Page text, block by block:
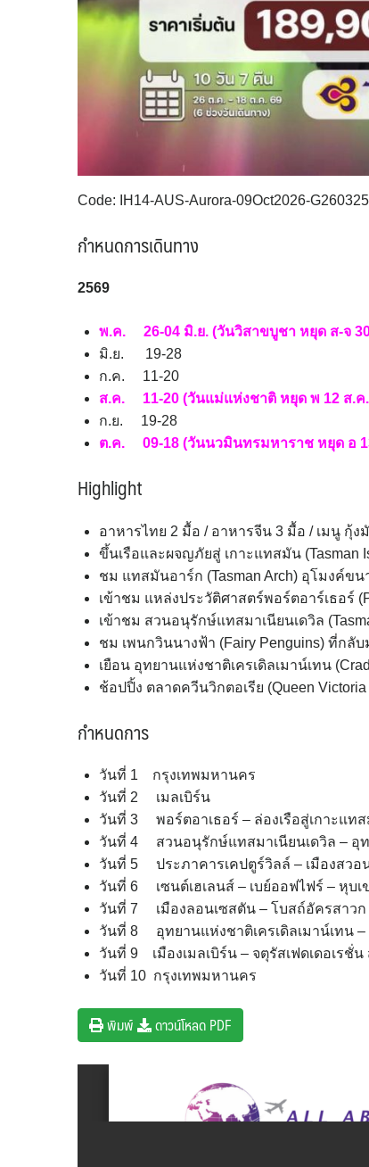
Code: IH14-AUS-Aurora-09Oct2026-G260325
กำหนดการเดินทาง
2569
พ.ค. 26-04 มิ.ย. (วันวิสาขบูชา หยุด ส-จ
มิ.ย. 19-28
ก.ค. 11-20
ส.ค. 11-20 (วันแม่แห่งชาติ หยุด พ 12 ส.ค
ก.ย. 19-28
ต.ค. 09-18 (วันนวมินทรมหาราช หยุด อ
Highlight
อาหารไทย 2 มื้อ / อาหารจีน 3 มื้อ / เมนู กุ้ง
ขึ้นเรือและผจญภัยสู่ เกาะแทสมัน (Tasman
ชม แทสมันอาร์ก (Tasman Arch) อุโมงค์ข
เข้าชม แหล่งประวัติศาสตร์พอร์ตอาร์เธอร์
เข้าชม สวนอนุรักษ์แทสมาเนียนเดวิล
ชม เพนกวินนางฟ้า (Fairy Penguins) ที่กลั
เยือน อุทยานแห่งชาติเครเดิลเมาน์เทน
ช้อปปิ้ง ตลาดควีนวิกตอเรีย (Queen Victoria
กำหนดการ
วันที่ 1 กรุงเทพมหานคร
วันที่ 2 เมลเบิร์น
วันที่ 3 พอร์ตอาเธอร์ – ล่องเรือสู่เกาะแท
วันที่ 4 สวนอนุรักษ์แทสมาเนียนเดวิล – อุท
วันที่ 5 ประภาคารเคปตูร์วิลล์ – เมืองสวอ
วันที่ 6 เซนต์เฮเลนส์ – เบย์ออฟไฟร์ – หุบ
วันที่ 7 เมืองลอนเซสตัน – โบสถ์อัครสาว
วันที่ 8 อุทยานแห่งชาติเครเดิลเมาน์เทน –
วันที่ 9 เมืองเมลเบิร์น – จตุรัสเฟดเดอเรชั่
วันที่ 10 กรุงเทพมหานคร
พิมพ์ ดาวน์โหลด PDF